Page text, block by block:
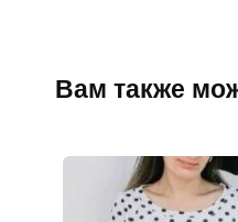
Вам также